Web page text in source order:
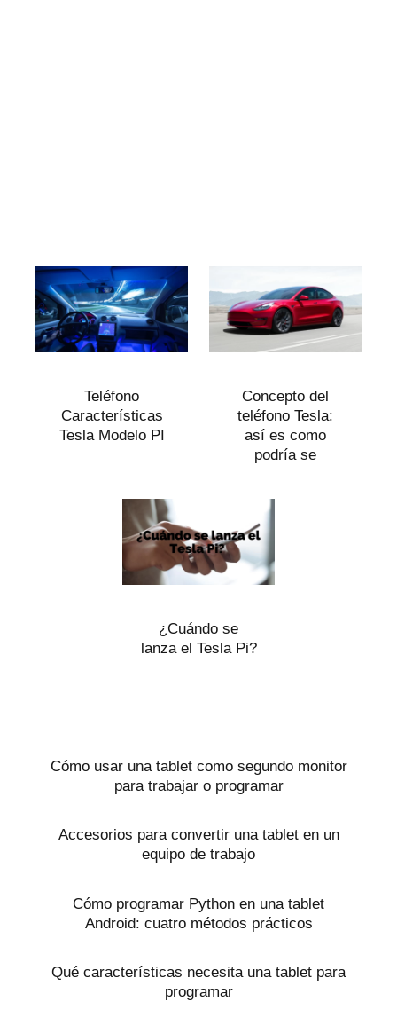
Teléfono
Características
Tesla Modelo PI
Concepto del
teléfono Tesla:
así es como
podría se
¿Cuándo se
lanza el Tesla Pi?
Cómo usar una tablet como segundo monitor
para trabajar o programar
Accesorios para convertir una tablet en un
equipo de trabajo
Cómo programar Python en una tablet
Android: cuatro métodos prácticos
Qué características necesita una tablet para
programar